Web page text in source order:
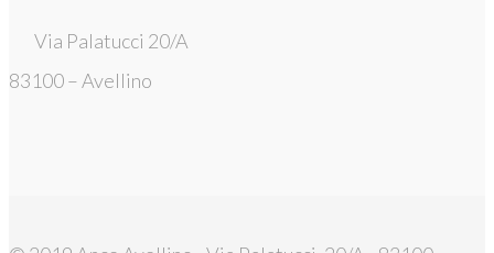
Via Palatucci 20/A
83100 – Avellino